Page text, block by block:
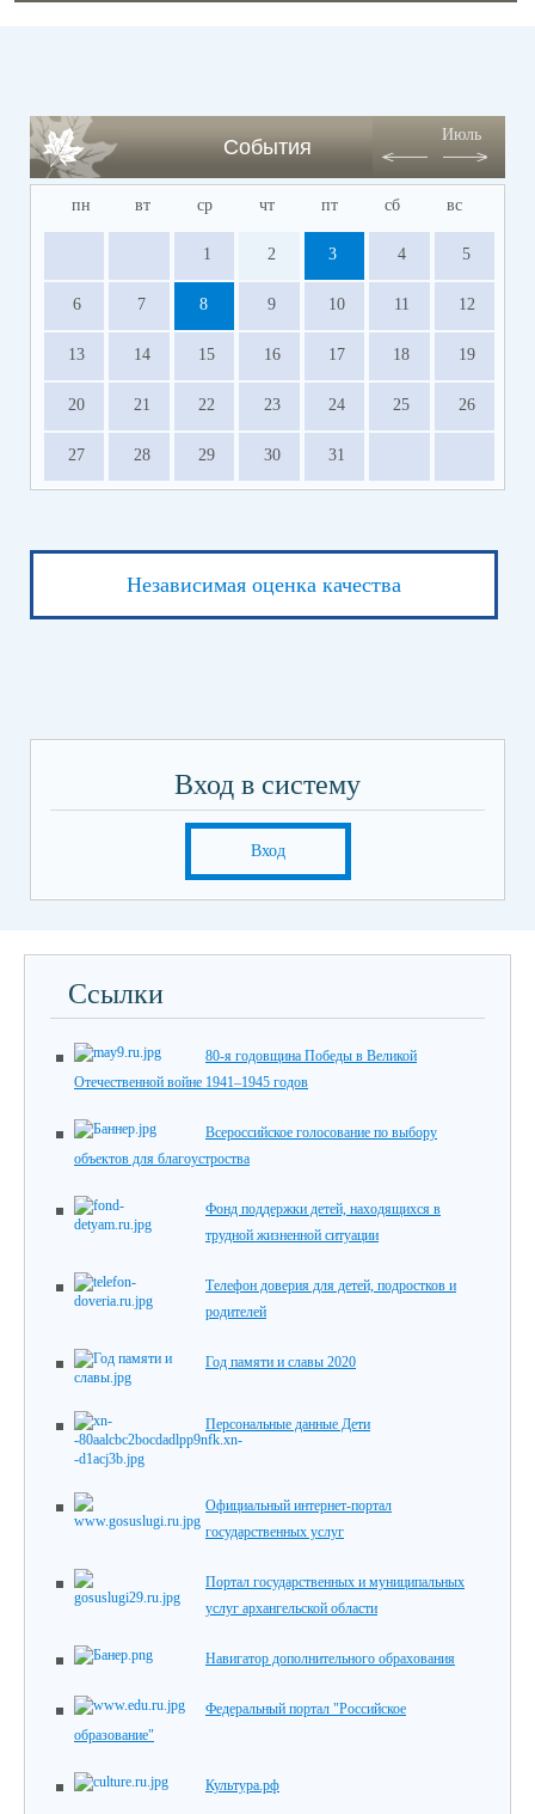
События
Июль
пн вт ср чт пт сб вс
1 2 3 4 5
6 7 8 9 10 11 12
13 14 15 16 17 18 19
20 21 22 23 24 25 26
27 28 29 30 31
Независимая оценка качества
Вход в систему
Вход
Ссылки
80-я годовщина Победы в Великой
Отечественной войне 1941–1945 годов
Всероссийское голосование по выбору
объектов для благоустроства
Фонд поддержки детей, находящихся в
трудной жизненной ситуации
Телефон доверия для детей, подростков и
родителей
Год памяти и славы 2020
Персональные данные Дети
Официальный интернет-портал
государственных услуг
Портал государственных и муниципальных
услуг архангельской области
Навигатор дополнительного обрахования
Федеральный портал "Российское
образование"
Культура.рф